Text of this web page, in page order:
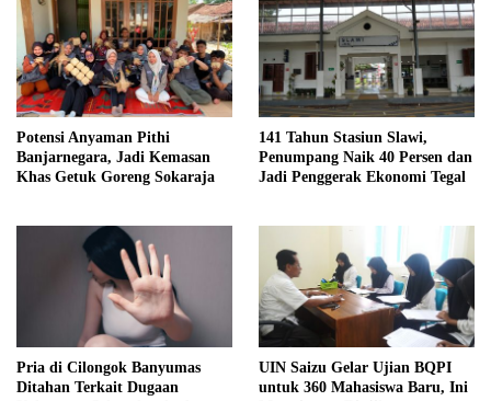
Potensi Anyaman Pithi
Banjarnegara, Jadi Kemasan
Khas Getuk Goreng Sokaraja
141 Tahun Stasiun Slawi,
Penumpang Naik 40 Persen dan
Jadi Penggerak Ekonomi Tegal
Pria di Cilongok Banyumas
Ditahan Terkait Dugaan
UIN Saizu Gelar Ujian BQPI
untuk 360 Mahasiswa Baru, Ini